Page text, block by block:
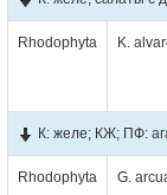
Rhodophyta K.
К: желе; КЖ; ПФ:
Rhodophyta G.